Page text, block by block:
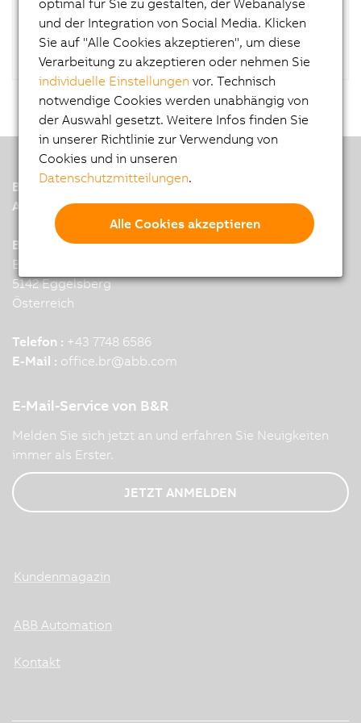
verwendet werden.
B&R
A member of the ABB Group
B&R Industrial Automation GmbH
B&R Strasse 1
5142 Eggelsberg
Österreich
Telefon : +43 7748 6586
E-Mail : office.br@abb.com
E-Mail-Service von B&R
Melden Sie sich jetzt an und erfahren Sie Neuigkeiten
immer als Erster.
JETZT ANMELDEN
Kundenmagazin
ABB Automation
Kontakt
und der Integration von Social Media. Klicken
Sie auf "Alle Cookies akzeptieren", um diese
Verarbeitung zu akzeptieren oder nehmen Sie
individuelle Einstellungen vor. Technisch
notwendige Cookies werden unabhängig von
der Auswahl gesetzt. Weitere Infos finden Sie
in unserer Richtlinie zur Verwendung von
Cookies und in unseren
Datenschutzmitteilungen.
Alle Cookies akzeptieren